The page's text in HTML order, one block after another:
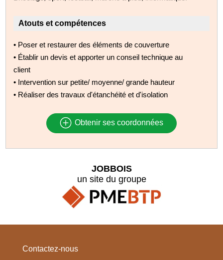
Atouts et compétences
• Poser et restaurer des éléments de couverture
• Établir un devis et apporter un conseil technique au
client
• Intervention sur petite/ moyenne/ grande hauteur
• Réaliser des travaux d'étanchéité et d'isolation
Obtenir ses coordonnées
JOBBOIS
un site du groupe
Contactez-nous